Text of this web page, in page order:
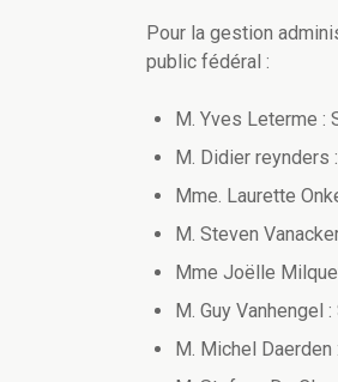
Pour la gestion
public fédéral :
M. Yves Leterme :
M. Didier reynders
Mme. Laurette
M. Steven
Mme Joëlle
M. Guy Vanhengel
M. Michel